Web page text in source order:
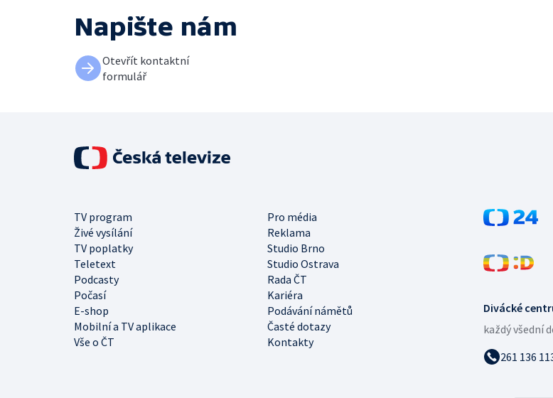
Napište nám
Otevřít kontaktní
formulář
Divácké
každý všední
261 136
TV program
Pro média
Živé vysílání
Reklama
TV poplatky
Studio Brno
Teletext
Studio Ostrava
Podcasty
Rada ČT
Počasí
Kariéra
E-shop
Podávání námětů
Mobilní a TV aplikace
Časté dotazy
Vše o ČT
Kontakty